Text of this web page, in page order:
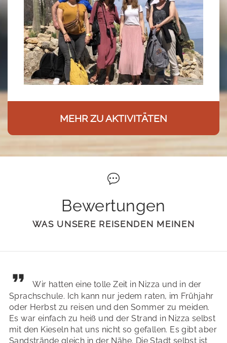
MEHR ZU AKTIVITÄTEN
Bewertungen
WAS UNSERE REISENDEN MEINEN
Wir hatten eine tolle Zeit in Nizza und in der
Sprachschule. Ich kann nur jedem raten, im Frühjahr
oder Herbst zu reisen und den Sommer zu meiden.
Es war einfach zu heiß und der Strand in Nizza selbst
mit den Kieseln hat uns nicht so gefallen. Es gibt aber
Sandstrände gleich in der Nähe. Die Stadt selbst ist